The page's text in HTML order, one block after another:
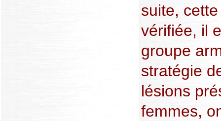
suite,
vérifiée, il
groupe
stratégie
lésions
femmes,